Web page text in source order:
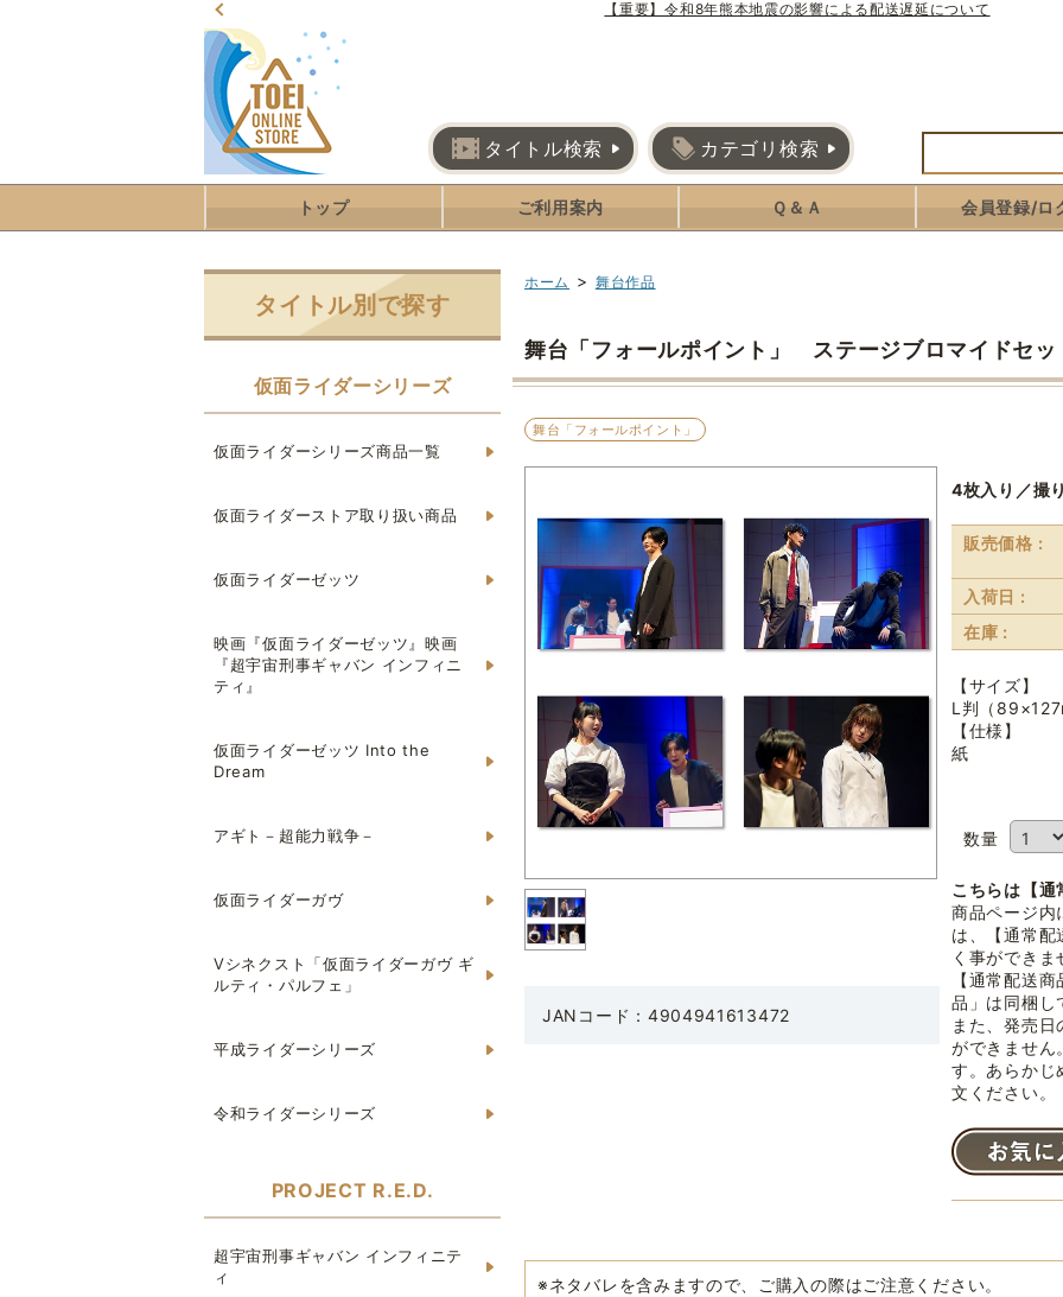
【重要】令和8年熊本地震の影響による配送遅延について
タイトル検索 カテゴリ検索
トップ ご利用案内 Ｑ＆Ａ 会員登録/ロ
ホーム > 舞台作品
舞台「フォールポイント」 ステージブロマイドセッ
舞台「フォールポイント」
JANコード：4904941613472
4枚入り／撮
販売価格 :
入荷日 :
在庫 :
【サイズ】
L判（
【仕様】
紙
数量
こちらは【通
商品ページ内
は、【通常配
く事ができま
【通常配送
品」は同梱し
また、発売
ができません
す。あらかじ
文ください。
※ネタバレを含みますので、ご購入の際はご注意ください。
タイトル別で探す
仮面ライダーシリーズ
仮面ライダーシリーズ商品一覧
仮面ライダーストア取り扱い商品
仮面ライダーゼッツ
映画『仮面ライダーゼッツ』映画
『超宇宙刑事ギャバン インフィニ
ティ』
仮面ライダーゼッツ Into the
Dream
アギト－超能力戦争－
仮面ライダーガヴ
Vシネクスト「仮面ライダーガヴ ギ
ルティ・パルフェ」
平成ライダーシリーズ
令和ライダーシリーズ
PROJECT R.E.D.
超宇宙刑事ギャバン インフィニテ
ィ